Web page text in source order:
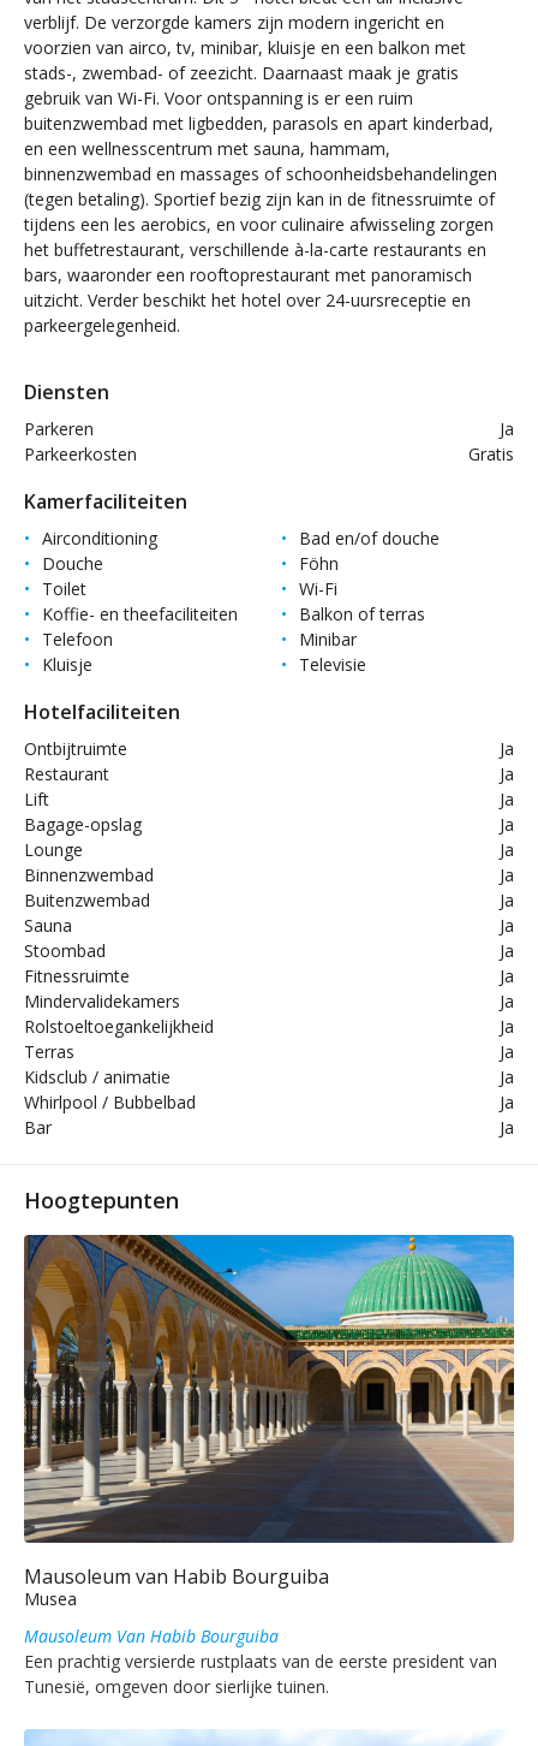
verblijf. De verzorgde kamers zijn modern ingericht en
voorzien van airco, tv, minibar, kluisje en een balkon met
stads-, zwembad- of zeezicht. Daarnaast maak je gratis
gebruik van Wi-Fi. Voor ontspanning is er een ruim
buitenzwembad met ligbedden, parasols en apart kinderbad,
en een wellnesscentrum met sauna, hammam,
binnenzwembad en massages of schoonheidsbehandelingen
(tegen betaling). Sportief bezig zijn kan in de fitnessruimte of
tijdens een les aerobics, en voor culinaire afwisseling zorgen
het buffetrestaurant, verschillende à-la-carte restaurants en
bars, waaronder een rooftoprestaurant met panoramisch
uitzicht. Verder beschikt het hotel over 24-uursreceptie en
parkeergelegenheid.
Diensten
Parkeren
Ja
Parkeerkosten
Gratis
Kamerfaciliteiten
Airconditioning
Bad en/of douche
Douche
Föhn
Toilet
Wi-Fi
Koffie- en theefaciliteiten
Balkon of terras
Telefoon
Minibar
Kluisje
Televisie
Hotelfaciliteiten
Ontbijtruimte
Ja
Restaurant
Ja
Lift
Ja
Bagage-opslag
Ja
Lounge
Ja
Binnenzwembad
Ja
Buitenzwembad
Ja
Sauna
Ja
Stoombad
Ja
Fitnessruimte
Ja
Mindervalidekamers
Ja
Rolstoeltoegankelijkheid
Ja
Terras
Ja
Kidsclub / animatie
Ja
Whirlpool / Bubbelbad
Ja
Bar
Ja
Hoogtepunten
Mausoleum van Habib Bourguiba
Musea
Mausoleum Van Habib Bourguiba
Een prachtig versierde rustplaats van de eerste president van
Tunesië, omgeven door sierlijke tuinen.